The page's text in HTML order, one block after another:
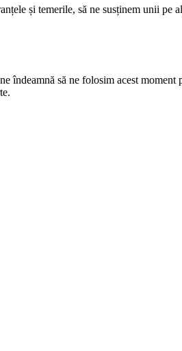
și temerile, să ne susținem unii pe
să ne folosim acest moment